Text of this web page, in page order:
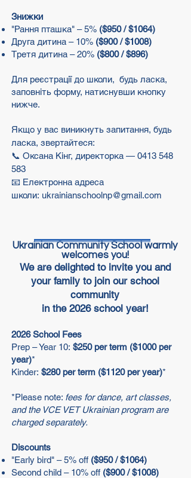
Знижки
"Рання пташка" – 5% ($950 / $1064)
Друга дитина – 10% ($900 /$1008)
Третя дитина – 20% ($800 /$896)
Для реєстрації до школи, будь ласка,
заповніть форму, натиснувши кнопку
нижче.
Якщо у вас виникнуть запитання, будь
ласка, звертайтеся:
📞 Оксана Кінг, директорка — 0413 548
583
📧 Електронна адреса
школи: ukrainianschoolnp@gmail.com
Ukrainian Community School warmly
welcomes you!
We are delighted to invite you and
your family to join our school
community
in the 2026 school year!
2026 School Fees
Prep – Year 10: $250 per term ($1000 per
year)*
Kinder: $280 per term ($1120 per year)*
*Please note: fees for dance, art classes,
and the VCE VET Ukrainian program are
charged separately.
Discounts
"Early bird" – 5% off ($950 / $1064)
Second child – 10% off ($900 /$1008)